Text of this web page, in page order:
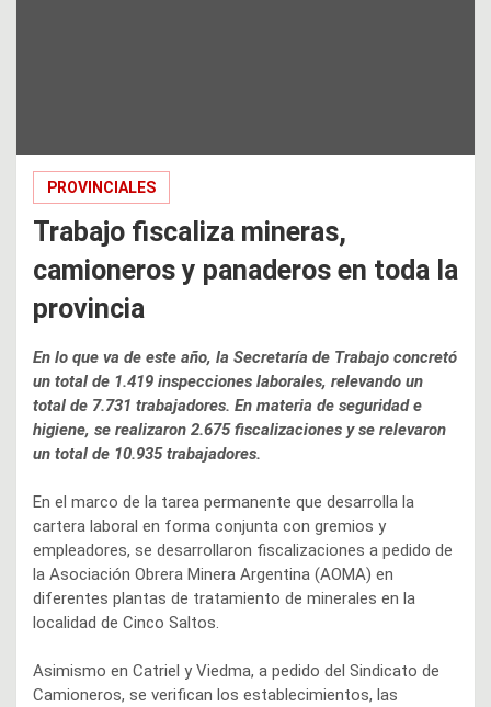
PROVINCIALES
Trabajo fiscaliza mineras,
camioneros y panaderos en toda la
provincia
En lo que va de este año, la Secretaría de Trabajo concretó
un total de 1.419 inspecciones laborales, relevando un
total de 7.731 trabajadores. En materia de seguridad e
higiene, se realizaron 2.675 fiscalizaciones y se relevaron
un total de 10.935 trabajadores.
En el marco de la tarea permanente que desarrolla la
cartera laboral en forma conjunta con gremios y
empleadores, se desarrollaron fiscalizaciones a pedido de
la Asociación Obrera Minera Argentina (AOMA) en
diferentes plantas de tratamiento de minerales en la
localidad de Cinco Saltos.
Asimismo en Catriel y Viedma, a pedido del Sindicato de
Camioneros, se verifican los establecimientos, las